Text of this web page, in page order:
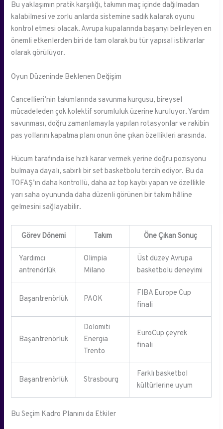
Bu yaklaşımın pratik karşılığı, takımın maç içinde dağılmadan
kalabilmesi ve zorlu anlarda sistemine sadık kalarak oyunu
kontrol etmesi olacak. Avrupa kupalarında başarıyı belirleyen en
önemli etkenlerden biri de tam olarak bu tür yapısal istikrarlar
olarak görülüyor.
Oyun Düzeninde Beklenen Değişim
Cancellieri’nin takımlarında savunma kurgusu, bireysel
mücadeleden çok kolektif sorumluluk üzerine kuruluyor. Yardım
savunması, doğru zamanlamayla yapılan rotasyonlar ve rakibin
pas yollarını kapatma planı onun öne çıkan özellikleri arasında.
Hücum tarafında ise hızlı karar vermek yerine doğru pozisyonu
bulmaya dayalı, sabırlı bir set basketbolu tercih ediyor. Bu da
TOFAŞ’ın daha kontrollü, daha az top kaybı yapan ve özellikle
yarı saha oyununda daha düzenli görünen bir takım hâline
gelmesini sağlayabilir.
Görev Dönemi Takım Öne Çıkan Sonuç
Yardımcı
antrenörlük
Olimpia
Milano
Üst düzey Avrupa
basketbolu deneyimi
Başantrenörlük PAOK
FIBA Europe Cup
finali
Başantrenörlük
Dolomiti
Energia
Trento
EuroCup çeyrek
finali
Başantrenörlük Strasbourg
Farklı basketbol
kültürlerine uyum
Bu Seçim Kadro Planını da Etkiler